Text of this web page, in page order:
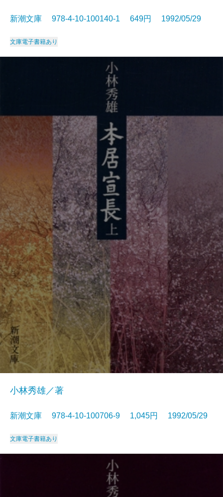
新潮文庫 978-4-10-100140-1 649円 1992/05/29
文庫電子書籍あり
小林秀雄／著
新潮文庫 978-4-10-100706-9 1,045円 1992/05/29
文庫電子書籍あり